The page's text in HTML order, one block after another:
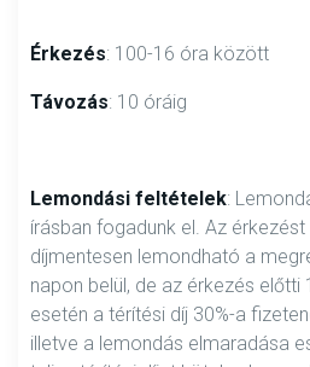
Érkezés: 100-16 óra között
Távozás: 10 óráig
Lemondási feltételek:
írásban fogadunk el. Az
díjmentesen lemondható a
napon belül, de az érkezés előtti
esetén a térítési díj 30%-a
illetve a lemondás elmaradása